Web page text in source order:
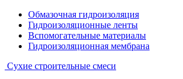
Обмазочная гидроизоляция
Гидроизоляционные ленты
Вспомогательные материалы
Гидроизоляционная мембрана
Сухие строительные смеси